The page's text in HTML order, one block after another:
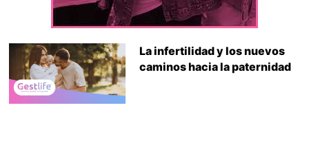
La infertilidad y los nuevos
caminos hacia la paternidad